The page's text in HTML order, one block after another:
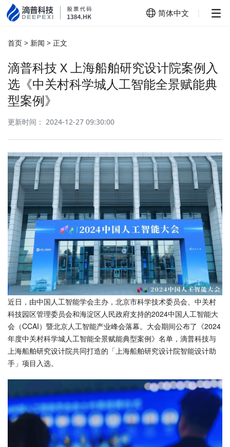
简体中文
首页 > 新闻 > 正文
滴普科技 X 上海船舶研究设计院案例入
选《中关村科学城人工智能全景赋能典
型案例》
更新时间： 2024-12-27 09:30:00
近日，由中国人工智能学会主办，北京市科学技术委员会、中关村
科技园区管理委员会和海淀区人民政府支持的2024中国人工智能大
会（CCAI）暨北京人工智能产业峰会落幕。大会期间公布了《2024
年度中关村科学城人工智能全景赋能典型案例》名单，滴普科技与
上海船舶研究设计院共同打造的「上海船舶研究设计院智能设计助
手」项目入选。